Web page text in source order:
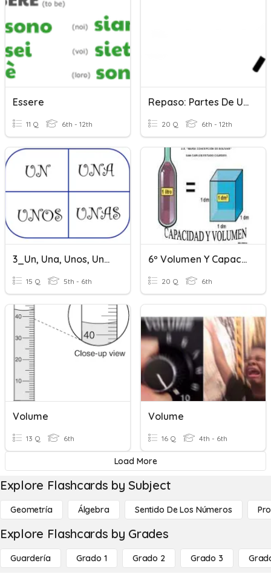
Essere
11 Q 6th - 12th
Repaso: Partes De Una Oracion
20 Q 6th - 12th
3_Un, Una, Unos, Unas & Plurals In Spanish
15 Q 5th - 6th
6º Volumen Y Capacidad
20 Q 6th
Volume
13 Q 6th
Volume
16 Q 4th - 6th
Load More
Explore Flashcards by Subject
Geometría Álgebra Sentido De Los Números
Explore Flashcards by Grades
Guardería Grado 1 Grado 2 Grado 3